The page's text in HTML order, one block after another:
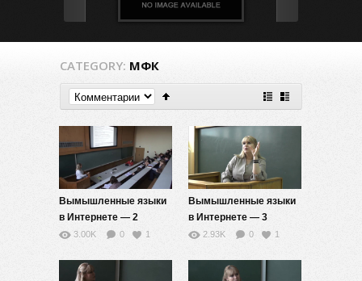
CATEGORY: МФК
Вымышленные языки
в Интернете — 2
3.00K 0 1
Вымышленные языки
в Интернете — 3
2.93K 0 1